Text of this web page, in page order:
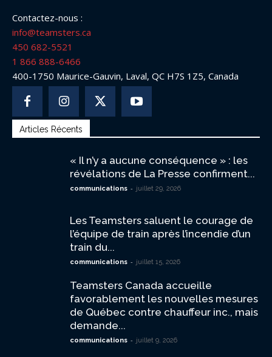
Contactez-nous :
info@teamsters.ca
450 682-5521
1 866 888-6466
400-1750 Maurice-Gauvin, Laval, QC H7S 1Z5, Canada
Articles Récents
« Il n’y a aucune conséquence » : les
révélations de La Presse confirment...
communications - juillet 29, 2026
Les Teamsters saluent le courage de
l’équipe de train après l’incendie d’un
train du...
communications - juillet 15, 2026
Teamsters Canada accueille
favorablement les nouvelles mesures
de Québec contre chauffeur inc., mais
demande...
communications - juillet 9, 2026